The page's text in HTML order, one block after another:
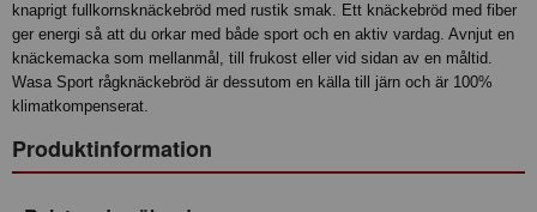
knaprigt fullkornsknäckebröd med rustik smak. Ett knäckebröd med fiber
ger energi så att du orkar med både sport och en aktiv vardag. Avnjut en
knäckemacka som mellanmål, till frukost eller vid sidan av en måltid.
Wasa Sport rågknäckebröd är dessutom en källa till järn och är 100%
klimatkompenserat.
Produktinformation